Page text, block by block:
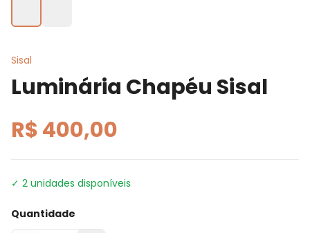
Sisal
Luminária Chapéu Sisal
R$ 400,00
✓ 2 unidades disponíveis
Quantidade